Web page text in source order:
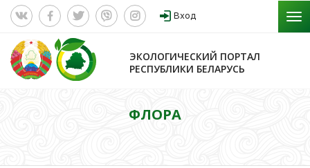
Вход
ЭКОЛОГИЧЕСКИЙ ПОРТАЛ
РЕСПУБЛИКИ БЕЛАРУСЬ
ФЛОРА